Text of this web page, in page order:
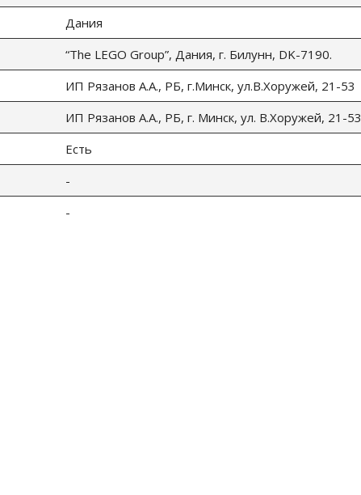
Дания
“The LEGO Group”, Дания, г. Билунн, DK-7190.
ИП Рязанов А.А., РБ, г.Минск, ул.В.Хоружей, 21-53
ИП Рязанов А.А., РБ, г. Минск, ул. В.Хоружей, 21-53
Есть
-
-